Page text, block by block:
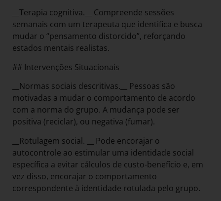
__Terapia cognitiva.__ Compreende sessões
semanais com um terapeuta que identifica e busca
mudar o “pensamento distorcido”, reforçando
estados mentais realistas.
## Intervenções Situacionais
__Normas sociais descritivas.__ Pessoas são
motivadas a mudar o comportamento de acordo
com a norma do grupo. A mudança pode ser
positiva (reciclar), ou negativa (fumar).
__Rotulagem social. __ Pode encorajar o
autocontrole ao estimular uma identidade social
específica a evitar cálculos de custo-benefício e, em
vez disso, encorajar o comportamento
correspondente à identidade rotulada pelo grupo.